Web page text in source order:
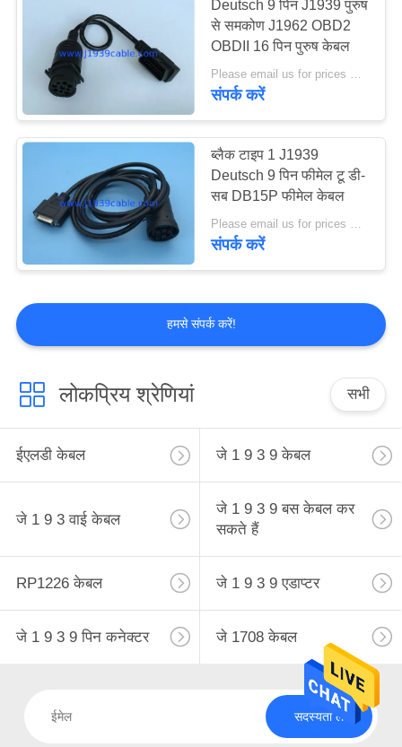
Deutsch 9 पिन J1939 पुरुष
से समकोण J1962 OBD2
OBDII 16 पिन पुरुष केबल
Please email us for prices MOQ:100 पीसी
संपर्क करें
ब्लैक टाइप 1 J1939
Deutsch 9 पिन फीमेल टू डी-
सब DB15P फीमेल केबल
Please email us for prices MOQ:100 पीसी
संपर्क करें
हमसे संपर्क करें!
लोकप्रिय श्रेणियां सभी
ईएलडी केबल जे 1 9 3 9 केबल
जे 1 9 3 वाई केबल
जे 1 9 3 9 बस केबल कर
सकते हैं
RP1226 केबल जे 1 9 3 9 एडाप्टर
जे 1 9 3 9 पिन कनेक्टर जे 1708 केबल
सदस्यता लें